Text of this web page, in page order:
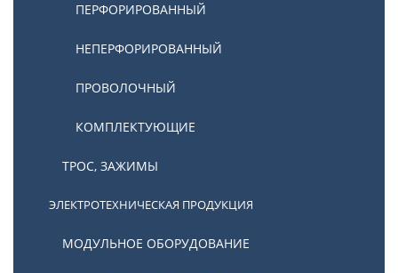
ПЕРФОРИРОВАННЫЙ
НЕПЕРФОРИРОВАННЫЙ
ПРОВОЛОЧНЫЙ
КОМПЛЕКТУЮЩИЕ
ТРОС, ЗАЖИМЫ
ЭЛЕКТРОТЕХНИЧЕСКАЯ ПРОДУКЦИЯ
МОДУЛЬНОЕ ОБОРУДОВАНИЕ